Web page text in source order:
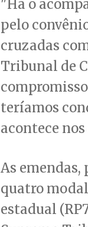
"Há o
pelo
cruzadas
Tribunal de
teríamos
acontece
As
quatro
estadual